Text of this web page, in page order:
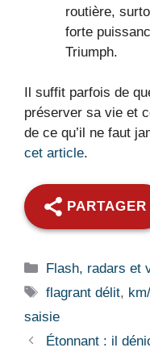
routière,
forte
Triumph.
Il suffit parfois de
préserver sa vie et
de ce qu’il ne faut
cet article.
PARTAGER
Catégories
Flash, radars et
Étiquettes
flagrant délit,
saisie
Étonnant : il